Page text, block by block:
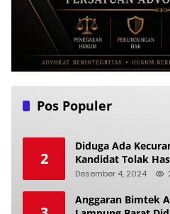
Pos Populer
2
Diduga Ada
Kandidat Tolak
Desember 4, 2024
Anggaran Bimtek